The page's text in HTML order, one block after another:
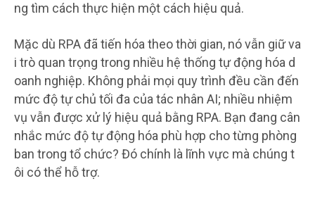
ng tìm cách thực hiện một cách hiệu quả.
Mặc dù RPA đã tiến hóa theo thời gian, nó vẫn giữ va
i trò quan trọng trong nhiều hệ thống tự động hóa d
oanh nghiệp. Không phải mọi quy trình đều cần đến
mức độ tự chủ tối đa của tác nhân AI; nhiều nhiệm
vụ vẫn được xử lý hiệu quả bằng RPA. Bạn đang cân
nhắc mức độ tự động hóa phù hợp cho từng phòng
ban trong tổ chức? Đó chính là lĩnh vực mà chúng t
ôi có thể hỗ trợ.